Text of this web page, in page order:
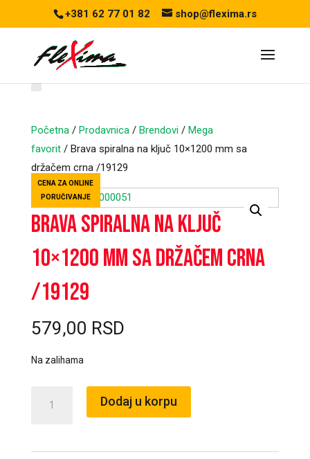
+381 62 77 01 82 shop@flexima.rs
Početna/ Prodavnica/ Brendovi/ Mega
favorit/ Brava spiralna na ključ 10×1200 mm sa
držačem crna /19129
CENA ZA ONLINE
PORUČIVANJE
Brava spiralna na ključ
10×1200 mm sa držačem crna
/19129
579,00 RSD
Na zalihama
ključ
Dodaj u korpu